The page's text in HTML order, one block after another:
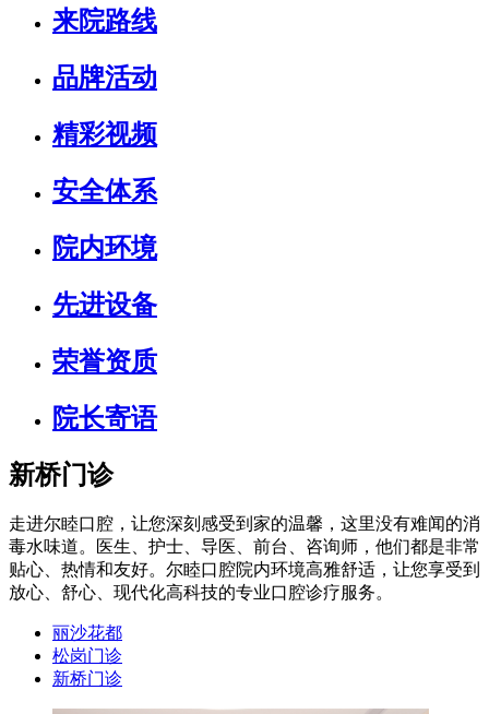
来院路线
品牌活动
精彩视频
安全体系
院内环境
先进设备
荣誉资质
院长寄语
新桥门诊
走进尔睦口腔，让您深刻感受到家的温馨，这里没有难闻的消
毒水味道。医生、护士、导医、前台、咨询师，他们都是非常
贴心、热情和友好。尔睦口腔院内环境高雅舒适，让您享受到
放心、舒心、现代化高科技的专业口腔诊疗服务。
丽沙花都
松岗门诊
新桥门诊